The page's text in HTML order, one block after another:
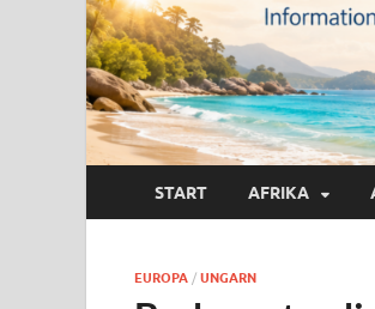
START AFRIKA
EUROPA / UNGARN